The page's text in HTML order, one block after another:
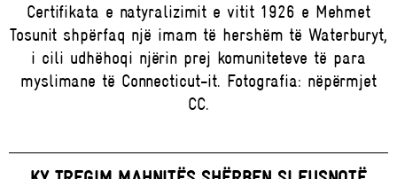
Certifikata e natyralizimit e vitit 1926 e Mehmet
Tosunit shpërfaq një imam të hershëm të Waterburyt,
i cili udhëhoqi njërin prej komuniteteve të para
myslimane të Connecticut-it. Fotografia: nëpërmjet
CC.